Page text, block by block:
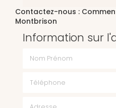
Contactez-nous :
Montbrison
Information sur